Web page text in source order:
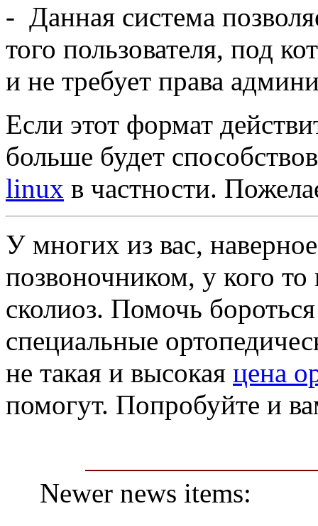
- Данная система
того пользователя, под
и не требует права
Если этот формат
больше будет
linux в частности.
У многих из вас,
позвоночником, у кого то
сколиоз. Помочь
специальные
не такая и высокая цена
помогут. Попробуйте и
Newer news items: